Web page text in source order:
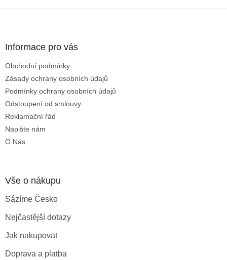
u
Informace pro vás
Obchodní podmínky
Zásady ochrany osobních údajů
Podmínky ochrany osobních údajů
Odstoupení od smlouvy
Reklamační řád
Napište nám
O Nás
Vše o nákupu
Sázíme Česko
Nejčastější dotazy
Jak nakupovat
Doprava a platba